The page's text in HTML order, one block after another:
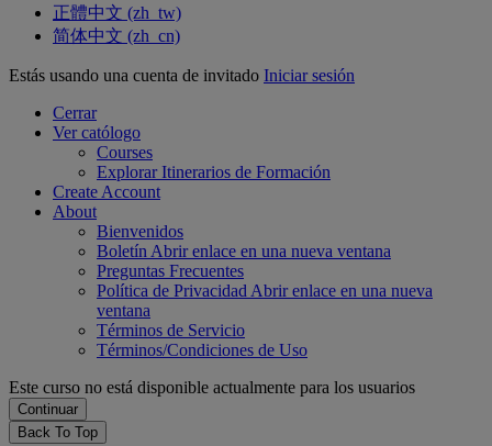
正體中文 ‎(zh_tw)‎
简体中文 ‎(zh_cn)‎
Estás usando una cuenta de invitado Iniciar sesión
Cerrar
Ver católogo
Courses
Explorar Itinerarios de Formación
Create Account
About
Bienvenidos
Boletín Abrir enlace en una nueva ventana
Preguntas Frecuentes
Política de Privacidad Abrir enlace en una nueva
ventana
Términos de Servicio
Términos/Condiciones de Uso
Este curso no está disponible actualmente para los usuarios
Back To Top